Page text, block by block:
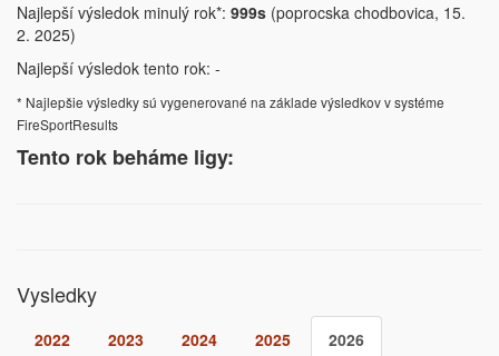
Najlepší výsledok minulý rok*: 999s (poprocska chodbovica, 15.
2. 2025)
Najlepší výsledok tento rok: -
* Najlepšie výsledky sú vygenerované na základe výsledkov v systéme
FireSportResults
Tento rok beháme ligy:
Vysledky
2022 2023 2024 2025
2026